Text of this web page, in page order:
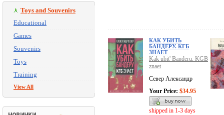
Toys and Souvenirs
Educational
Games
Souvenirs
Toys
Training
View All
КАК УБИТЬ
БАНДЕРУ. КГБ
ЗНАЕТ
Kak ubit' Banderu. KGB
znaet
Север Александр
Your Price: $34.95
shipped in 1-3 days